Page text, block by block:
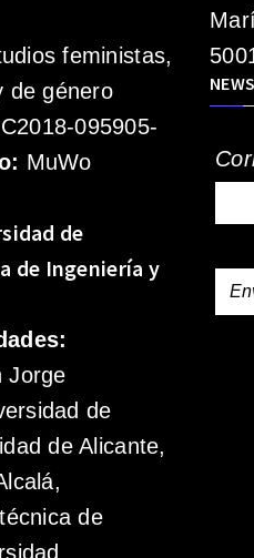
feministas,
de género
095905-
MuWo
de
de Ingeniería y
Jorge
de
de Alicante,
de